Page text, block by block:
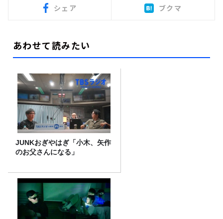
シェア ブクマ
あわせて読みたい
JUNKおぎやはぎ「小木、矢作
のお父さんになる」